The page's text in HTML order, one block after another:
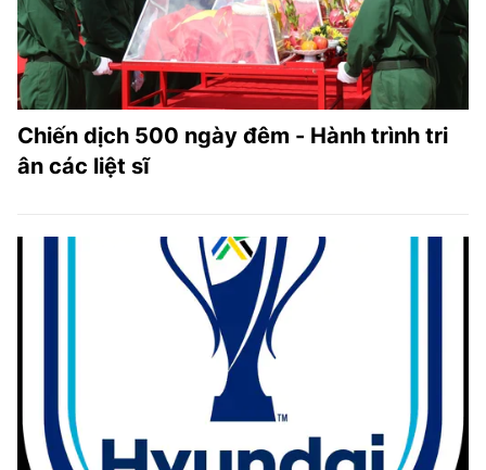
Chiến dịch 500 ngày đêm - Hành trình tri
ân các liệt sĩ